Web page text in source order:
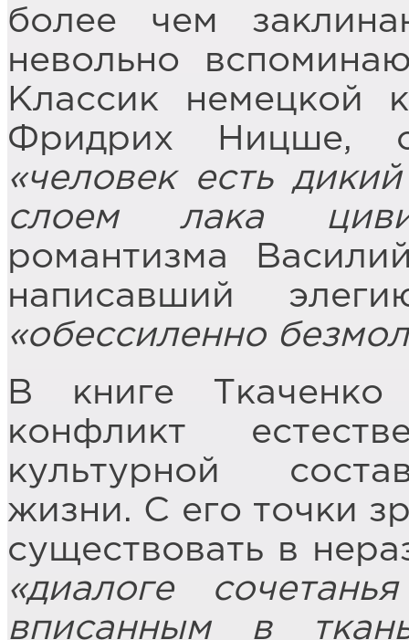
более чем
невольно
Классик немецкой
Фридрих Ницше,
«человек есть
слоем лака
романтизма
написавший
«обессиленно
В книге Ткаченко
конфликт
культурной
жизни. С его точки
существовать в
«диалоге
вписанным в